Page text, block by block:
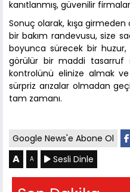
kanıtlanmış, güvenilir
Sonuç olarak, kışa girmeden
bir bakım randevusu, size
boyunca sürecek bir
görülür bir maddi tasarruf
kontrolünü elinize almak
sürpriz arızalar olmadan
tam zamanı.
Google News'e Abone Ol
A A Sesli Dinle